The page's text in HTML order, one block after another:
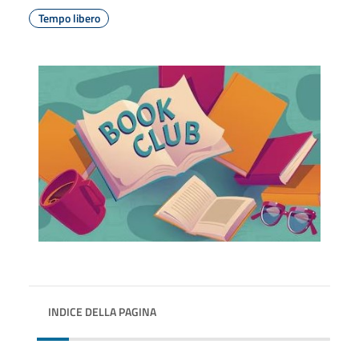
Tempo libero
INDICE DELLA PAGINA